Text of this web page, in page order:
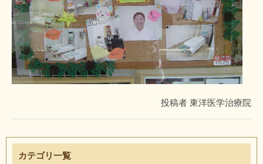
投稿者 東洋医学治療院
カテゴリ一覧